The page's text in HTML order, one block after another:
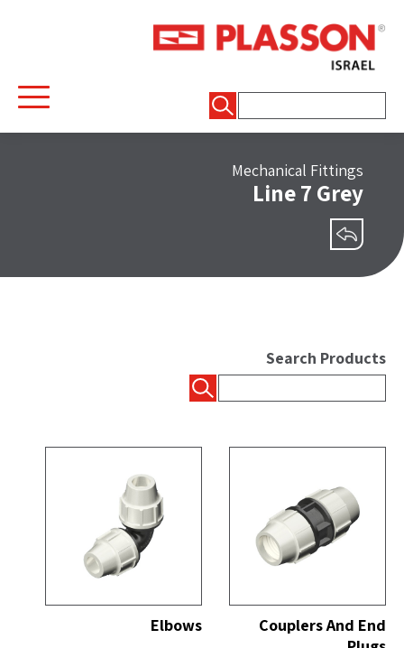
Mechanical Fittings
Line 7 Grey
Search Products
Couplers And End
Elbows